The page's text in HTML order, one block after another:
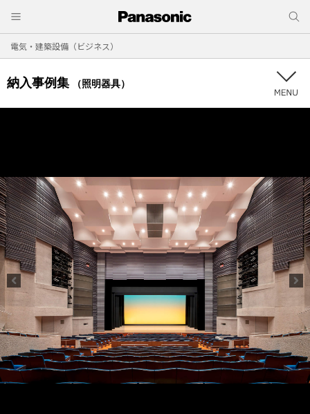
電気・建築設備（ビジネス）
納入事例集 （照明器具）